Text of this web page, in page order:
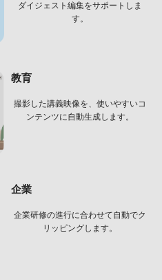
ダイジェスト編集をサポートしま
す。
教育
撮影した講義映像を、 使いやすいコ
ンテンツに自動生成します。
企業
企業研修の進行に合わせて自動でク
リッピングします。